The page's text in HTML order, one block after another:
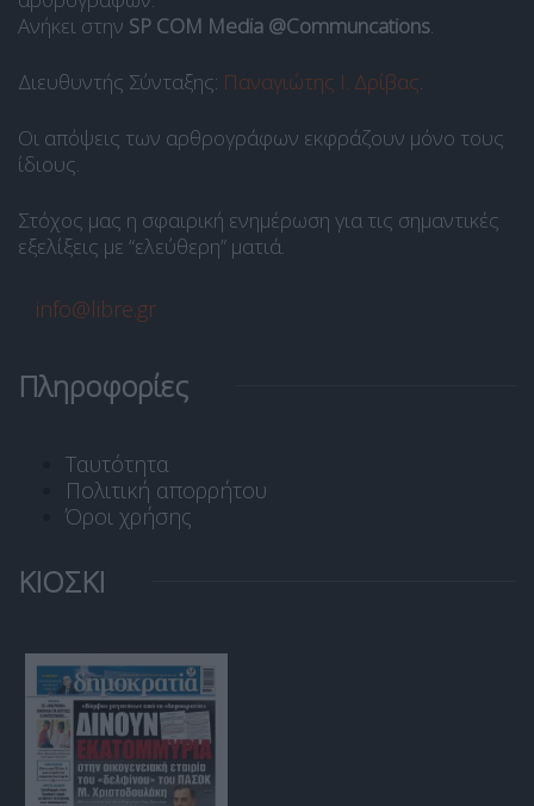
Ανήκει στην SP COM Media @Communcations.
Διευθυντής Σύνταξης: Παναγιώτης Ι. Δρίβας.
Οι απόψεις των αρθρογράφων εκφράζουν μόνο τους
ίδιους.
Στόχος μας η σφαιρική ενημέρωση για τις σημαντικές
εξελίξεις με “ελεύθερη” ματιά.
info@libre.gr
Πληροφορίες
Ταυτότητα
Πολιτική απορρήτου
Όροι χρήσης
ΚΙΟΣΚΙ